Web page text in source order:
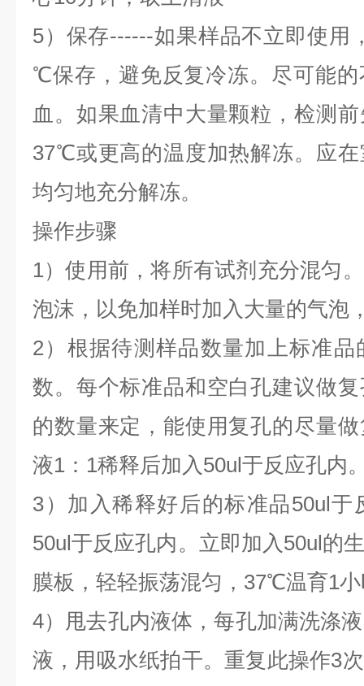
5）保存------如果样品不立即使用
℃保存，避免反复冷冻。尽可能
血。如果血清中大量颗粒，检测
37℃或更高的温度加热解冻。应
均匀地充分解冻。
操作步骤
1）使用前，将所有试剂充分混匀
泡沫，以免加样时加入大量的气泡
2）根据待测样品数量加上标准
数。每个标准品和空白孔建议做
的数量来定，能使用复孔的尽量
液1：1稀释后加入50ul于反应孔内
3）加入稀释好后的标准品50ul
50ul于反应孔内。立即加入50ul的
膜板，轻轻振荡混匀，37℃温育1
4）甩去孔内液体，每孔加满洗涤
液，用吸水纸拍干。重复此操作3